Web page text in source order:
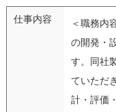
仕事内容
＜職務内
の開発・
す。同社
ていただ
計・評価